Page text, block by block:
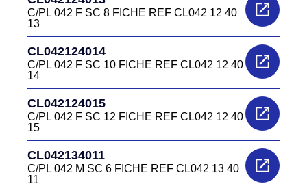
C/PL 042 F SC 8 FICHE REF CL042 12 40
13
CL042124014
C/PL 042 F SC 10 FICHE REF CL042 12 40
14
CL042124015
C/PL 042 F SC 12 FICHE REF CL042 12 40
15
CL042134011
C/PL 042 M SC 6 FICHE REF CL042 13 40
11